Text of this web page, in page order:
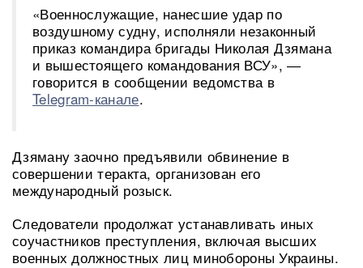
«Военнослужащие, нанесшие удар по
воздушному судну, исполняли незаконный
приказ командира бригады Николая Дзямана
и вышестоящего командования ВСУ», ―
говорится в сообщении ведомства в
Telegram-канале.
Дзяману заочно предъявили обвинение в
совершении теракта, организован его
международный розыск.
Следователи продолжат устанавливать иных
соучастников преступления, включая высших
военных должностных лиц минобороны Украины.